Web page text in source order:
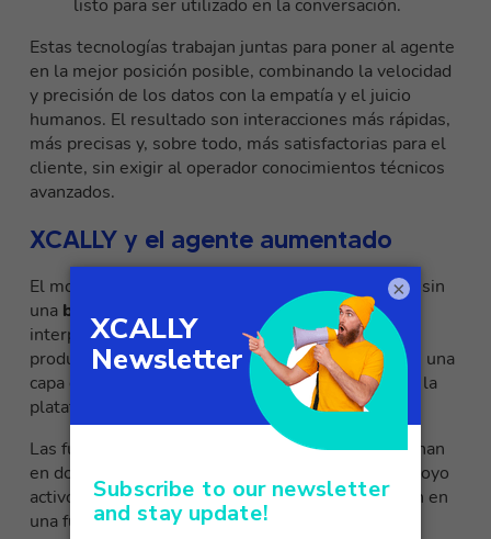
listo para ser utilizado en la conversación.
Estas tecnologías trabajan juntas para poner al agente
en la mejor posición posible, combinando la velocidad
y precisión de los datos con la empatía y el juicio
humanos. El resultado son interacciones más rápidas,
más precisas y, sobre todo, más satisfactorias para el
cliente, sin exigir al operador conocimientos técnicos
avanzados.
XCALLY y el agente aumentado
El modelo de agente aumentado no puede existir sin
una base tecnológica sólida
, capaz de analizar,
interpretar y apoyar la interacción mientras se
produce. En XCALLY, la inteligencia artificial no es una
capa opcional, sino un componente estructural de la
plataforma de experiencia del cliente.
Las funciones de IA integradas enXCALLYfuncionan
en dos niveles principales: análisis de calidad y apoyo
activo al agente, transformando cada conversación en
una fuente de valor inmediato y medible.
×